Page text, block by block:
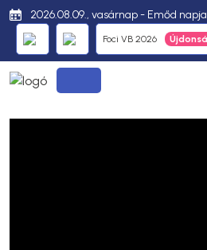
2026.08.09., vasárnap - Emőd napja
Foci VB 2026